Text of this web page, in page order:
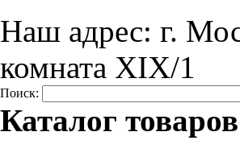
Наш адрес: г.
комната XIX/1
Поиск:
Каталог товаров